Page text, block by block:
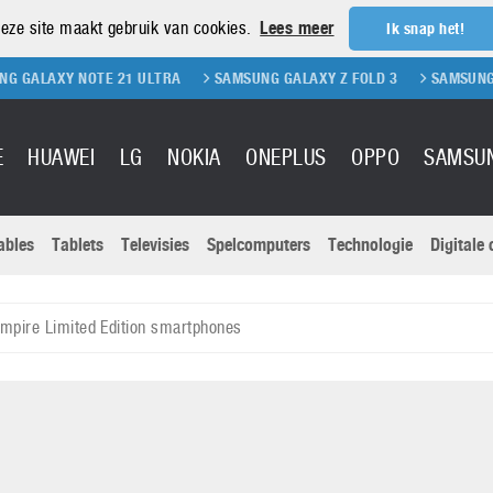
site maakt gebruik van cookies. Lees meer Ik snap het!
NOTE 21 ULTRA SAMSUNG GALAXY Z FOLD 3 SAMSUNG GALAXY
HUAWEI LG NOKIA ONEPLUS OPPO
Sony
Tablets Televisies Spelcomputers Technologie Digitale
Limited Edition smartphones